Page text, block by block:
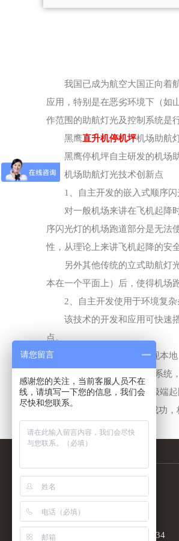
我国已成为航空大国正向着
应用，特别是在恶劣环境下（如
作范围的助航灯光及控制系统是
黑鹰直升机停机坪机场助航
黑鹰停机坪自主研发的机场
机场助航灯光技术创新点
1、自主开发的嵌入式顺序
对一般机场来讲在飞机起降
序闪光灯的机场跑道部分是无法
性，从理论上来讲飞机起降的安
另外其他传统的立式助航灯
本在一个平面上）后，使得机场
2、自主开发使用于环境复
该技术的开发和应用可快速
点。
3、自主开发能够实现本地
采用无线远程移动控制系
4、自主开发能够在极端起
5、
的开发成功
CONTACT US
移动电话：18688866534
请您留言
感谢您的关注，当前客服人员不在
线，请填写一下您的信息，我们会
尽快和您联系。